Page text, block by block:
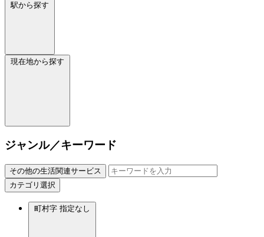
駅から探す
現在地から探す
ジャンル／キーワード
その他の生活関連サービス
カテゴリ選択
町村字 指定なし